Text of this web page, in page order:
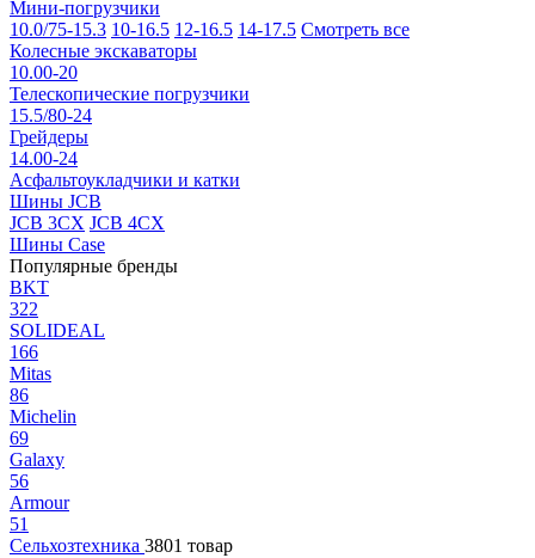
Мини-погрузчики
10.0/75-15.3 10-16.5 12-16.5 14-17.5 Смотреть все
Колесные экскаваторы
10.00-20
Телескопические погрузчики
15.5/80-24
Грейдеры
14.00-24
Асфальтоукладчики и катки
Шины JCB
JCB 3CX JCB 4CX
Шины Case
Популярные бренды
BKT
322
SOLIDEAL
166
Mitas
86
Michelin
69
Galaxy
56
Armour
51
Сельхозтехника 3801 товар